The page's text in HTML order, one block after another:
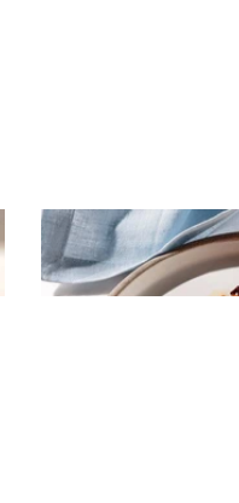
Χοιρινά
φούρνο
ΚΡΕΑΣ